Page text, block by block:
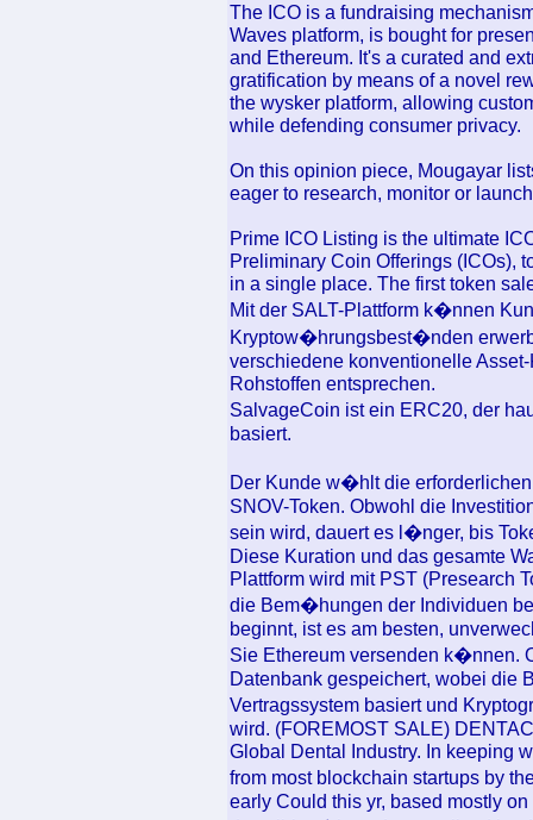
The ICO is a fundraising
Waves platform, is bought for
and Ethereum. It's a curated and
gratification by means of a novel
the wysker platform, allowing
while defending consumer privacy.
On this opinion piece, Mougayar
eager to research, monitor or
Prime ICO Listing is the ultimate
Preliminary Coin Offerings (ICOs),
in a single place. The first token
Mit der SALT-Plattform k�nnen
Kryptow�hrungsbest�nden
verschiedene konventionelle
Rohstoffen entsprechen.
SalvageCoin ist ein ERC20, der
basiert.
Der Kunde w�hlt die
SNOV-Token. Obwohl die
sein wird, dauert es l�nger, bis
Diese Kuration und das gesamte
Plattform wird mit PST (Presearch
die Bem�hungen der Individuen
beginnt, ist es am besten,
Sie Ethereum versenden k�nnen.
Datenbank gespeichert, wobei die
Vertragssystem basiert und
wird. (FOREMOST SALE)
Global Dental Industry. In keeping
from most blockchain startups by
early Could this yr, based mostly